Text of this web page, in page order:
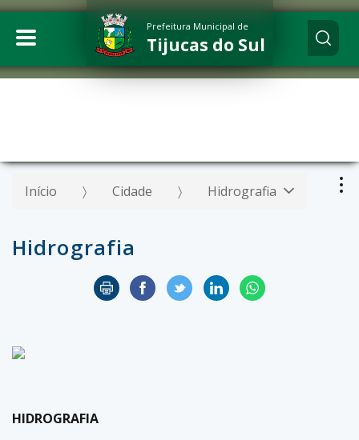
Prefeitura Municipal de
Tijucas do Sul
Início Cidade Hidrografia
Hidrografia
HIDROGRAFIA